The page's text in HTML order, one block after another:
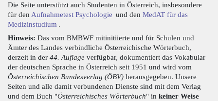
Die Seite unterstützt auch Studenten in Österreich, insbesondere
für den Aufnahmetest Psychologie und den MedAT für das
Medizinstudium .
Hinweis: Das vom BMBWF mitinitiierte und für Schulen und
Ämter des Landes verbindliche Österreichische Wörterbuch,
derzeit in der 44. Auflage verfügbar, dokumentiert das Vokabular
der deutschen Sprache in Österreich seit 1951 und wird vom
Österreichischen Bundesverlag (ÖBV) herausgegeben. Unsere
Seiten und alle damit verbundenen Dienste sind mit dem Verlag
und dem Buch "Österreichisches Wörterbuch" in keiner Weise